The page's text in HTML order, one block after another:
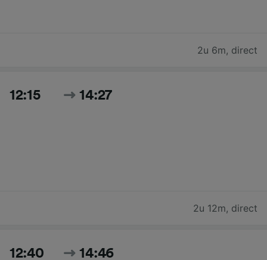
2u 6m, direct
12:15 14:27
2u 12m, direct
12:40 14:46